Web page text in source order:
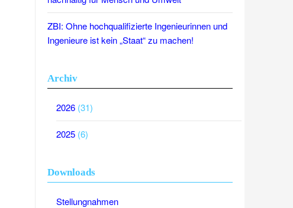
ZBI: Ohne hochqualifizierte Ingenieurinnen und
Ingenieure ist kein „Staat“ zu machen!
Archiv
2026(31)
2025(6)
Downloads
Stellungnahmen